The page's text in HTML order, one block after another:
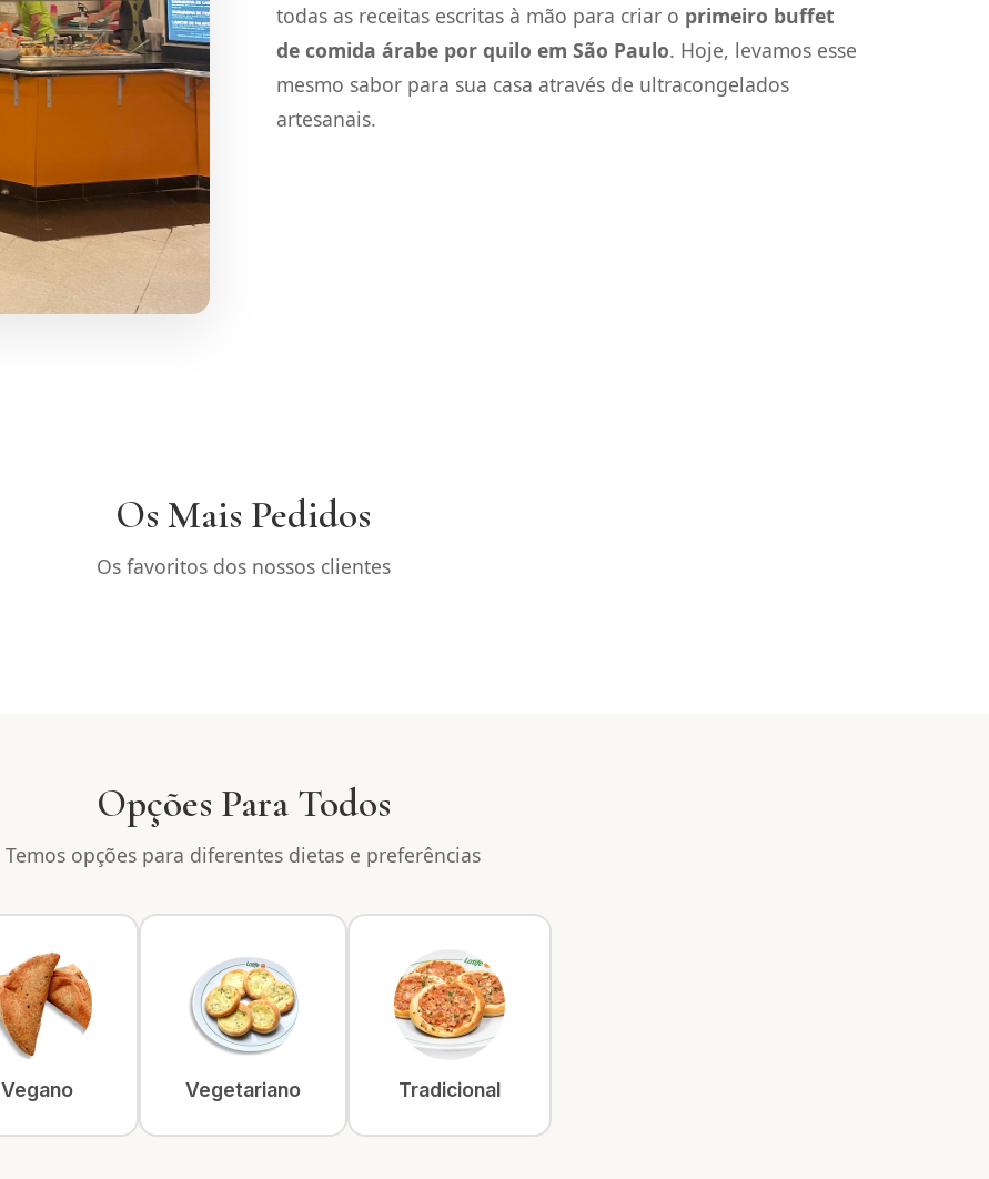
todas as receitas escritas à mão para criar o primeiro buffet
de comida árabe por quilo em São Paulo. Hoje, levamos esse
mesmo sabor para sua casa através de ultracongelados
artesanais.
Os Mais Pedidos
Os favoritos dos nossos clientes
Opções Para Todos
Temos opções para diferentes dietas e preferências
Vegano Vegetariano Tradicional